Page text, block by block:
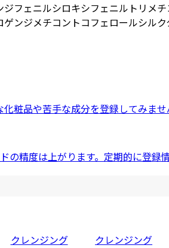
ジフェニルシロキシフェニルトリメチ
ゲンジメチコン トコフェロールシルク
化粧品や苦手な成分を登録してみませ
精度は上がります。定期的に登録
クレンジング
クレンジング